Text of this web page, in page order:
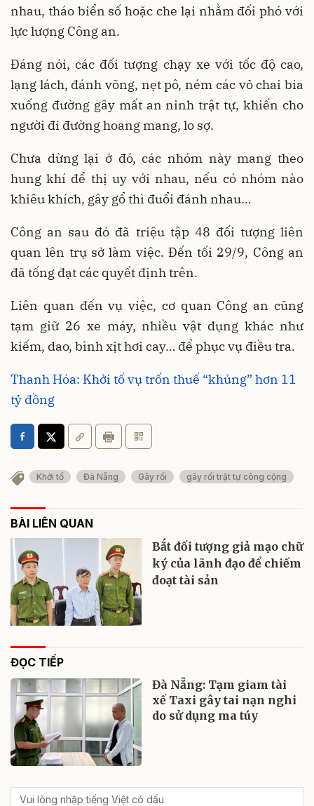
nhau, tháo biển số hoặc che lại nhằm đối phó với
lực lượng Công an.
Đáng nói, các đối tượng chạy xe với tốc độ cao,
lạng lách, đánh võng, nẹt pô, ném các vỏ chai bia
xuống đường gây mất an ninh trật tự, khiến cho
người đi đường hoang mang, lo sợ.
Chưa dừng lại ở đó, các nhóm này mang theo
hung khí để thị uy với nhau, nếu có nhóm nào
khiêu khích, gây gổ thì đuổi đánh nhau…
Công an sau đó đã triệu tập 48 đối tượng liên
quan lên trụ sở làm việc. Đến tối 29/9, Công an
đã tống đạt các quyết định trên.
Liên quan đến vụ việc, cơ quan Công an cũng
tạm giữ 26 xe máy, nhiều vật dụng khác như
kiếm, dao, bình xịt hơi cay… để phục vụ điều tra.
Thanh Hóa: Khởi tố vụ trốn thuế “khủng” hơn 11
tỷ đồng
Khởi tố Đà Nẵng Gây rối gây rối trật tự công cộng
BÀI LIÊN QUAN
Bắt đối tượng giả mạo chữ
ký của lãnh đạo để chiếm
đoạt tài sản
ĐỌC TIẾP
Đà Nẵng: Tạm giam tài
xế Taxi gây tai nạn nghi
do sử dụng ma túy